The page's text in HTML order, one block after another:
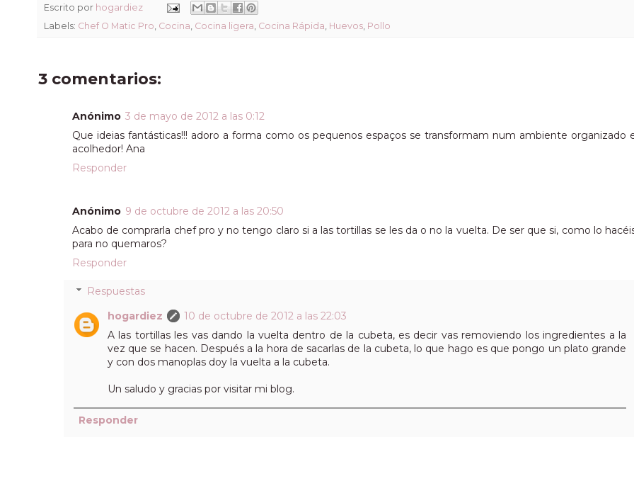
Escrito por hogardiez
Labels: Chef O Matic Pro, Cocina, Cocina ligera, Cocina Rápida, Huevos, Pollo
3 comentarios:
Anónimo 3 de mayo de 2012 a las 0:12
Que ideias fantásticas!!! adoro a forma como os pequenos espaços se transformam num ambiente organizado
acolhedor! Ana
Responder
Anónimo 9 de octubre de 2012 a las 20:50
Acabo de comprarla chef pro y no tengo claro si a las tortillas se les da o no la vuelta. De ser que si, como lo
para no quemaros?
Responder
Respuestas
hogardiez
10 de octubre de 2012 a las 22:03
A las tortillas les vas dando la vuelta dentro de la cubeta, es decir vas removiendo los ingredientes a la
vez que se hacen. Después a la hora de sacarlas de la cubeta, lo que hago es que pongo un plato grande
y con dos manoplas doy la vuelta a la cubeta.
Un saludo y gracias por visitar mi blog.
Responder